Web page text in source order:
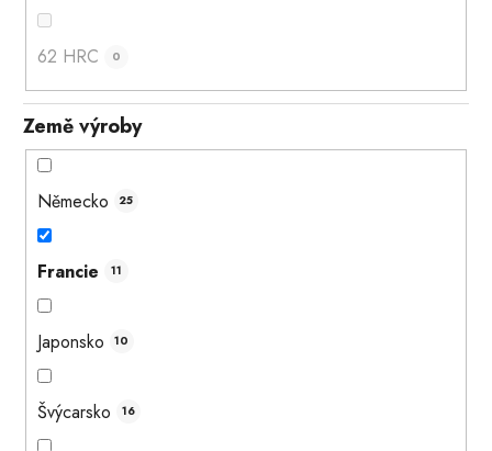
62 HRC 0
Země výroby
Německo 25
Francie 11
Japonsko 10
Švýcarsko 16